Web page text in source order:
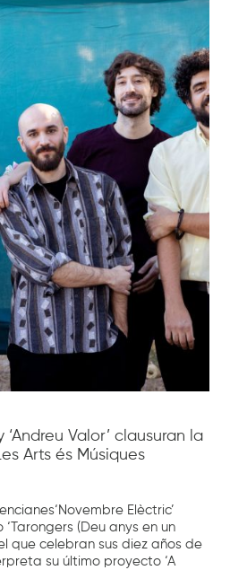
‘Andreu Valor’ clausuran la
Arts és Músiques
Elèctric’
(Deu anys en un
que celebran sus diez años de
su último proyecto ‘A